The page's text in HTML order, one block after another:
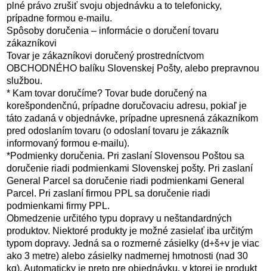
plné právo zrušiť svoju objednávku a to telefonicky,
prípadne formou e-mailu.
Spôsoby doručenia – informácie o doručení tovaru
zákazníkovi
Tovar je zákazníkovi doručený prostredníctvom
OBCHODNÉHO balíku Slovenskej Pošty, alebo prepravnou
službou.
* Kam tovar doručíme? Tovar bude doručený na
korešpondenčnú, prípadne doručovaciu adresu, pokiaľ je
táto zadaná v objednávke, prípadne upresnená zákazníkom
pred odoslaním tovaru (o odoslaní tovaru je zákazník
informovaný formou e-mailu).
*Podmienky doručenia. Pri zaslaní Slovensou Poštou sa
doručenie riadi podmienkami Slovenskej pošty. Pri zaslaní
General Parcel sa doručenie riadi podmienkami General
Parcel. Pri zaslaní firmou PPL sa doručenie riadi
podmienkami firmy PPL.
Obmedzenie určitého typu dopravy u neštandardných
produktov. Niektoré produkty je možné zasielať iba určitým
typom dopravy. Jedná sa o rozmerné zásielky (d+š+v je viac
ako 3 metre) alebo zásielky nadmernej hmotnosti (nad 30
kg). Automaticky je preto pre objednávku, v ktorej je produkt